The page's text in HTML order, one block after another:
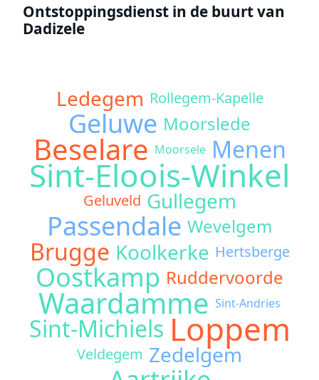
Ontstoppingsdienst in de buurt van
Dadizele
Ledegem Rollegem-Kapelle
Geluwe Moorslede
Beselare Moorsele Menen
Sint-Eloois-Winkel
Geluveld Gullegem
Passendale Wevelgem
Brugge Koolkerke Hertsberge
Oostkamp Ruddervoorde
Waardamme Sint-Andries
Sint-MichielsLoppem
Veldegem Zedelgem